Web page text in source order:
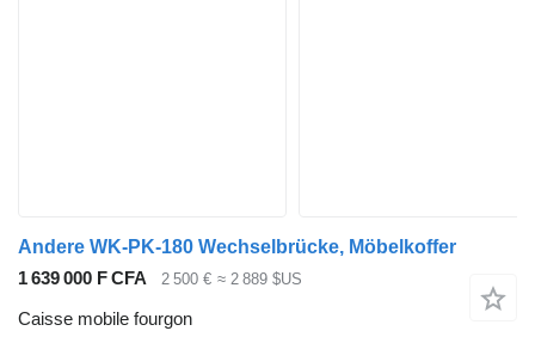
Andere WK-PK-180 Wechselbrücke, Möbelkoffer
1 639 000 F CFA
2 500 € ≈ 2 889 $US
Caisse mobile fourgon